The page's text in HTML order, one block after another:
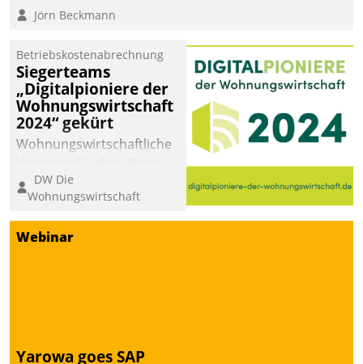
Jörn Beckmann
Betriebskostenabrechnung
Siegerteams
„Digitalpioniere der
Wohnungswirtschaft
2024“ gekürt
Wohnungswirtschaftliche
eine digitale Zukunft zu
finden, ist das Ziel des
Awards „Digitalpioniere
der
und PropTech.
DW Die
Wohnungswirtschaft
Webinar
Yarowa goes SAP